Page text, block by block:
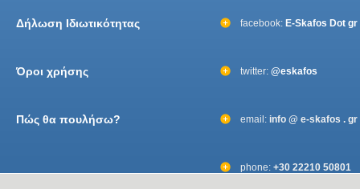
Δήλωση Ιδιωτικότητας
Όροι χρήσης
Πώς θα πουλήσω?
facebook: E-Skafos Dot gr
twitter: @eskafos
email: info @ e-skafos . gr
phone: +30 22210 50801